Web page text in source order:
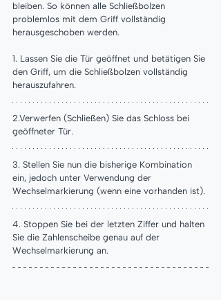
bleiben. So können alle Schließbolzen
problemlos mit dem Griff vollständig
herausgeschoben werden.
1. Lassen Sie die Tür geöffnet und betätigen Sie
den Griff, um die Schließbolzen vollständig
herauszufahren.
2.Verwerfen (Schließen) Sie das Schloss bei
geöffneter Tür.
3. Stellen Sie nun die bisherige Kombination
ein, jedoch unter Verwendung der
Wechselmarkierung (wenn eine vorhanden ist).
4. Stoppen Sie bei der letzten Ziffer und halten
Sie die Zahlenscheibe genau auf der
Wechselmarkierung an.